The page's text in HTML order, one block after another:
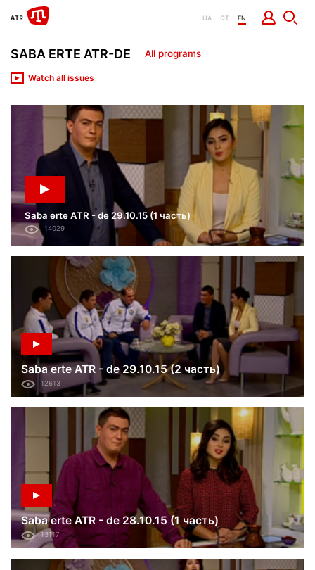
UA QT EN
SABA ERTE ATR-DE All programs
Saba erte ATR - de 29.10.15 (1 часть)
14029
Saba erte ATR - de 29.10.15 (2 часть)
12613
Saba erte ATR - de 28.10.15 (1 часть)
13117
Watch all issues